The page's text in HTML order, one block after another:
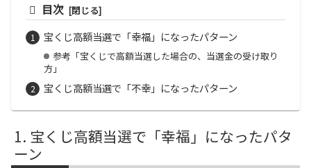
目次
宝くじ高額当選で「幸福」になったパターン
参考「宝くじで高額当選した場合の、当選金の受け取り
方」
宝くじ高額当選で「不幸」になったパターン
宝くじ高額当選で「幸福」になったパタ
ーン